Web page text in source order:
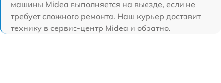
машины Midea выполняется на выезде, если не
требует сложного ремонта. Наш курьер доставит
технику в сервис-центр Midea и обратно.